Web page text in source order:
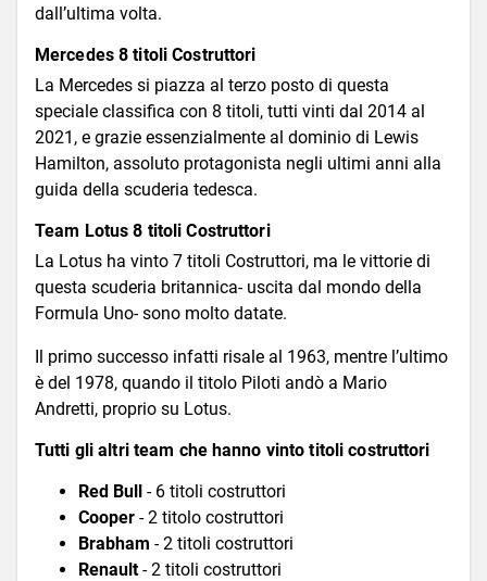
dall’ultima volta.
Mercedes 8 titoli Costruttori
La Mercedes si piazza al terzo posto di questa
speciale classifica con 8 titoli, tutti vinti dal 2014 al
2021, e grazie essenzialmente al dominio di Lewis
Hamilton, assoluto protagonista negli ultimi anni alla
guida della scuderia tedesca.
Team Lotus 8 titoli Costruttori
La Lotus ha vinto 7 titoli Costruttori, ma le vittorie di
questa scuderia britannica- uscita dal mondo della
Formula Uno- sono molto datate.
Il primo successo infatti risale al 1963, mentre l’ultimo
è del 1978, quando il titolo Piloti andò a Mario
Andretti, proprio su Lotus.
Tutti gli altri team che hanno vinto titoli costruttori
Red Bull - 6 titoli costruttori
Cooper - 2 titolo costruttori
Brabham - 2 titoli costruttori
Renault- 2 titoli costruttori